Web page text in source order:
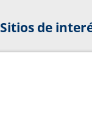
Sitios de